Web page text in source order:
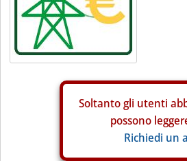
Soltanto gli utenti
possono
Richiedi un